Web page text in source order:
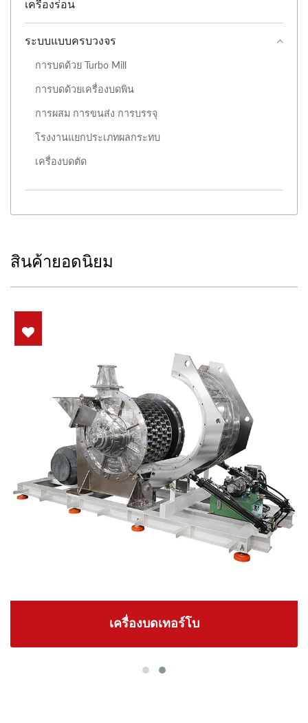
เครื่องร่อน
ระบบแบบครบวงจร
การบดด้วย Turbo Mill
การบดด้วยเครื่องบดพิน
การผสม การขนส่ง การบรรจุ
โรงงานแยกประเภทผลกระทบ
เครื่องบดตัด
สินค้ายอดนิยม
เครื่องบดเทอร์โบ